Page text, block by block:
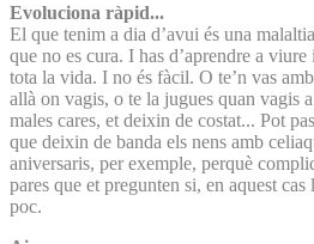
Evoluciona ràpid...
El que tenim a dia d’avui és una
que no es cura. I has d’aprendre a
tota la vida. I no és fàcil. O te’n vas
allà on vagis, o te la jugues quan vagis
males cares, et deixin de costat... Pot
que deixin de banda els nens amb
aniversaris, per exemple, perquè
pares que et pregunten si, en aquest
poc.